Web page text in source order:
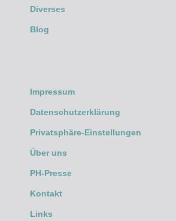
Diverses
Blog
Impressum
Datenschutzerklärung
Privatsphäre-Einstellungen
Über uns
PH-Presse
Kontakt
Links